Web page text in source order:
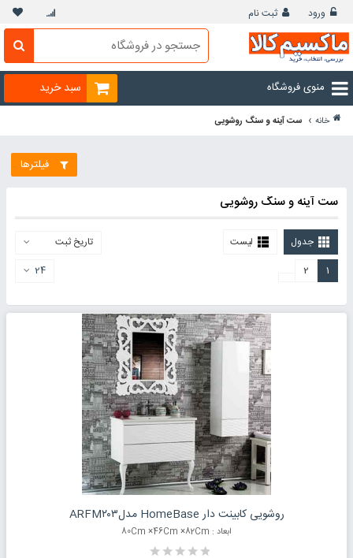
ورود ثبت نام
سبد خرید منوی فروشگاه
خانه › ست آینه و سنگ روشویی
فیلترها
ست آینه و سنگ روشویی
جدول لیست
تاریخ ثبت
24
1
2
درخواست قیمت محصول روشویی کابینت دار HomeBase مدلARFM۲۰۳
ابعاد : 80Cm ×46Cm ×82Cm